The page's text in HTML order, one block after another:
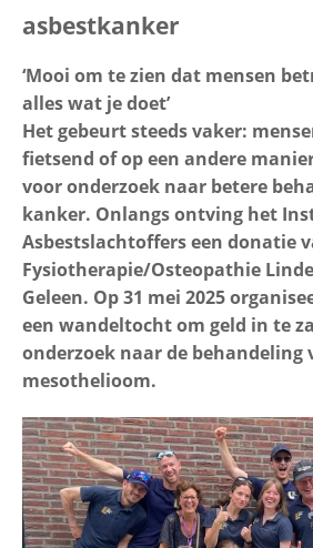
Contactgegevens
Zoeken
asbestkanker
‘Mooi om te zien dat mensen
alles wat je doet’
Het gebeurt steeds vaker:
fietsend of op een andere
voor onderzoek naar betere
kanker. Onlangs ontving het
Asbestslachtoffers een donatie
Fysiotherapie/Osteopathie
Geleen. Op 31 mei 2025
een wandeltocht om geld in te
onderzoek naar de behandeling
mesothelioom.